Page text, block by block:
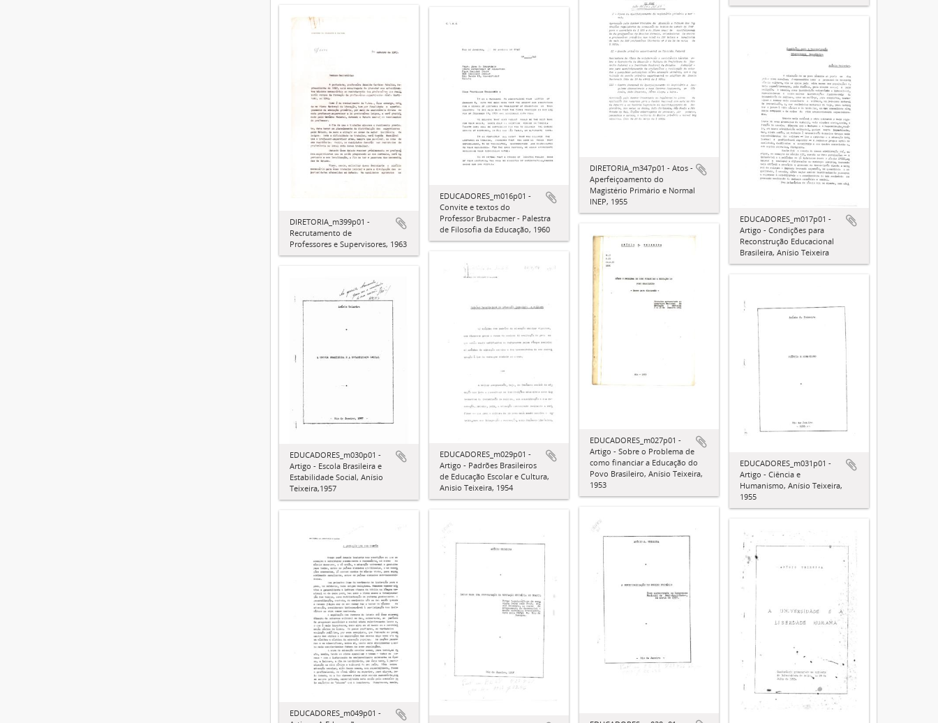
DIRETORIA_m347p01 - Atos -
Aperfeiçoamento do
Magistério Primário e Normal
INEP, 1955
DIRETORIA_m399p01 -
Recrutamento de
Professores e Supervisores, 1963
EDUCADORES_m016p01 -
Convite e textos do
Professor Brubacmer - Palestra
de Filosofia da Educação, 1960
EDUCADORES_m017p01 -
Artigo - Condições para
Reconstrução Educacional
Brasileira, Anísio Teixeira
EDUCADORES_m027p01 -
Artigo - Sobre o Problema de
como financiar a Educação do
Povo Brasileiro, Anísio Teixeira,
1953
EDUCADORES_m029p01 -
Artigo - Padrões Brasileiros
de Educação Escolar e Cultura,
Anisio Teixeira, 1954
EDUCADORES_m030p01 -
Artigo - Escola Brasileira e
Estabilidade Social, Anísio
Teixeira,1957
EDUCADORES_m031p01 -
Artigo - Ciência e
Humanismo, Anísio Teixeira,
1955
EDUCADORES_m049p01 -